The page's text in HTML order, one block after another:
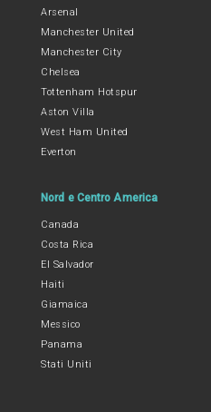
Arsenal
Manchester United
Manchester City
Chelsea
Tottenham Hotspur
Aston Villa
West Ham United
Everton
Nord e Centro America
Canada
Costa Rica
El Salvador
Haiti
Giamaica
Messico
Panama
Stati Uniti